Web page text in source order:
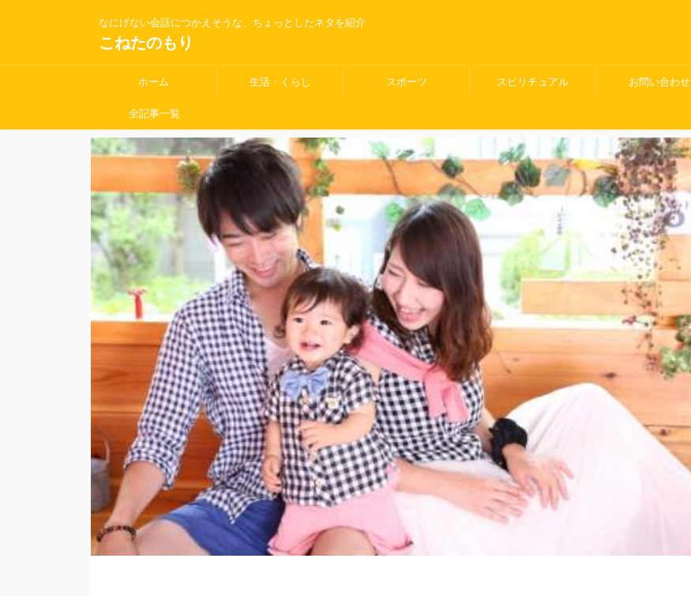
なにげない会話につかえそうな、ちょっとしたネタを紹介
こねたのもり
ホーム 生活・くらし スポーツ スピリチュアル お問い合わせ
全記事一覧